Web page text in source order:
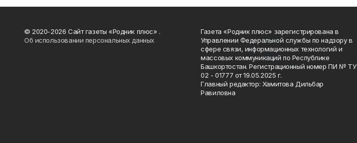
© 2020-2026 Сайт газеты «Родник плюс» .
Об использовании персональных данных
Газета «Родник плюс» зарегистрирована в
Управлении Федеральной службы по надзору в
сфере связи, информационных технологий и
массовых коммуникаций по Республике
Башкортостан. Регистрационный номер ПИ № ТУ
02 - 01777 от 19.05.2025 г.
Главный редактор: Хамитова Дильбар
Равиловна